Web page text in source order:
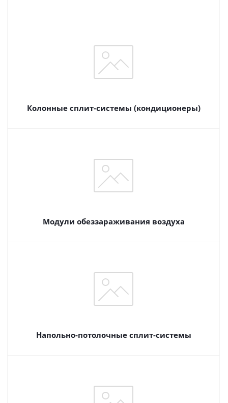
Колонные сплит-системы (кондиционеры)
Модули обеззараживания воздуха
Напольно-потолочные сплит-системы